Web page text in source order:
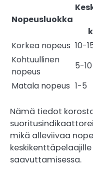
Nopeusluokka
Korkea nopeus 10-
Kohtuullinen
nopeus
5-10
Matala nopeus 1-5
Nämä tiedot
mikä alleviivaa
saavuttamisessa.